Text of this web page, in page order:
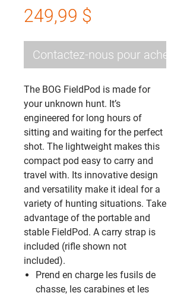
249,99 $
Contactez-nous pour acheter
The BOG FieldPod is made for
your unknown hunt. It’s
engineered for long hours of
sitting and waiting for the perfect
shot. The lightweight makes this
compact pod easy to carry and
travel with. Its innovative design
and versatility make it ideal for a
variety of hunting situations. Take
advantage of the portable and
stable FieldPod. A carry strap is
included (rifle shown not
included).
Prend en charge les fusils de
chasse, les carabines et les